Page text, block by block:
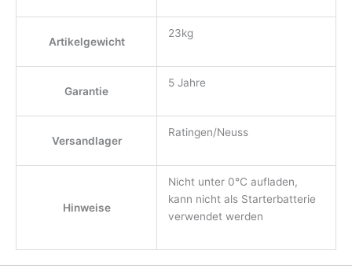
Artikelgewicht
23kg
Garantie
5 Jahre
Versandlager
Ratingen/Neuss
Hinweise
Nicht unter 0℃ aufladen,
kann nicht als Starterbatterie
verwendet werden